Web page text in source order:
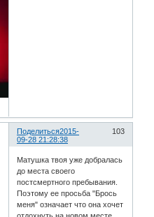
Поделиться 103
2015-
09-28 21:28:38
Матушка твоя уже добралась
до места своего
постсмертного пребывания.
Поэтому ее просьба "Брось
меня" означает что она хочет